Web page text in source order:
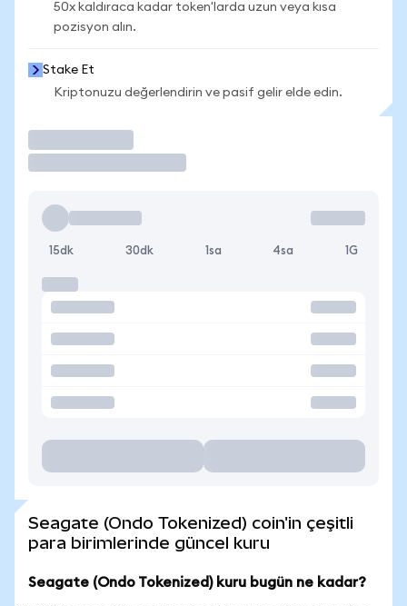
50x kaldıraca kadar token'larda uzun veya kısa
pozisyon alın.
Stake Et
Kriptonuzu değerlendirin ve pasif gelir elde edin.
15dk 30dk 1sa 4sa 1G
Seagate (Ondo Tokenized) coin'in çeşitli
para birimlerinde güncel kuru
Seagate (Ondo Tokenized) kuru bugün ne kadar?